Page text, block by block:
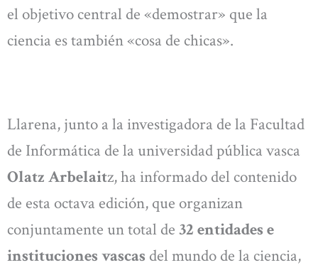
el objetivo central de «demostrar» que la
ciencia es también «cosa de chicas».
Llarena, junto a la investigadora de la Facultad
de Informática de la universidad pública vasca
Olatz Arbelaitz, ha informado del contenido
de esta octava edición, que organizan
conjuntamente un total de 32 entidades e
instituciones vascas del mundo de la ciencia,